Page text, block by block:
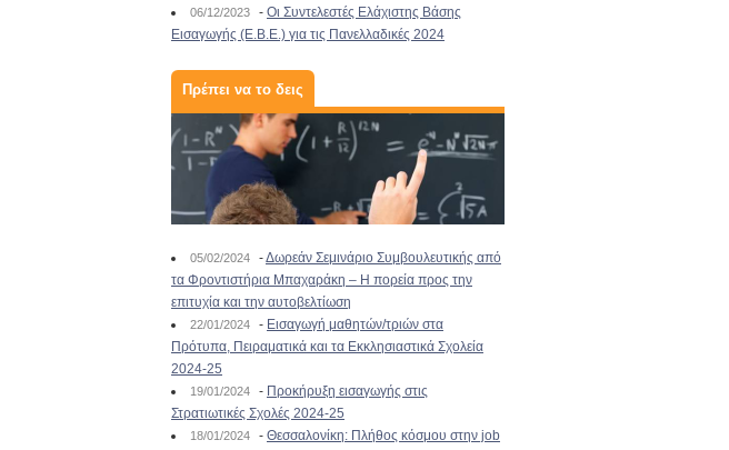
06/12/2023 - Οι Συντελεστές Ελάχιστης Βάσης
Εισαγωγής (Ε.Β.Ε.) για τις Πανελλαδικές 2024
Πρέπει να το δεις
05/02/2024 -Δωρεάν Σεμινάριο Συμβουλευτικής από
τα Φροντιστήρια Μπαχαράκη – Η πορεία προς την
επιτυχία και την αυτοβελτίωση
22/01/2024 - Εισαγωγή μαθητών/τριών στα
Πρότυπα, Πειραματικά και τα Εκκλησιαστικά Σχολεία
2024-25
19/01/2024 - Προκήρυξη εισαγωγής στις
Στρατιωτικές Σχολές 2024-25
18/01/2024 - Θεσσαλονίκη: Πλήθος κόσμου στην job